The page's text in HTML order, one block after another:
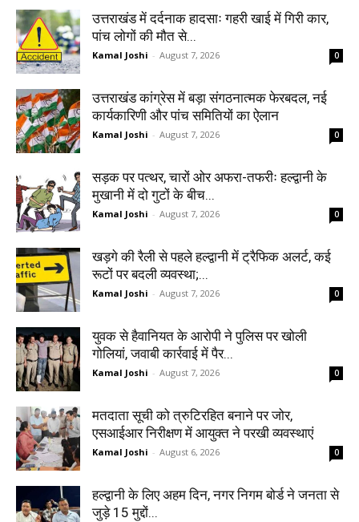
उत्तराखंड में दर्दनाक हादसाः गहरी खाई में गिरी कार,
पांच लोगों की मौत से...
Kamal Joshi - August 7, 2026 0
उत्तराखंड कांग्रेस में बड़ा संगठनात्मक फेरबदल, नई
कार्यकारिणी और पांच समितियों का ऐलान
Kamal Joshi - August 7, 2026 0
सड़क पर पत्थर, चारों ओर अफरा-तफरीः हल्द्वानी के
मुखानी में दो गुटों के बीच...
Kamal Joshi - August 7, 2026 0
खड़गे की रैली से पहले हल्द्वानी में ट्रैफिक अलर्ट, कई
रूटों पर बदली व्यवस्था;...
Kamal Joshi - August 7, 2026 0
युवक से हैवानियत के आरोपी ने पुलिस पर खोली
गोलियां, जवाबी कार्रवाई में पैर...
Kamal Joshi - August 7, 2026 0
मतदाता सूची को त्रुटिरहित बनाने पर जोर,
एसआईआर निरीक्षण में आयुक्त ने परखी व्यवस्थाएं
Kamal Joshi - August 6, 2026 0
हल्द्वानी के लिए अहम दिन, नगर निगम बोर्ड ने जनता से
जुड़े 15 मुद्दों...